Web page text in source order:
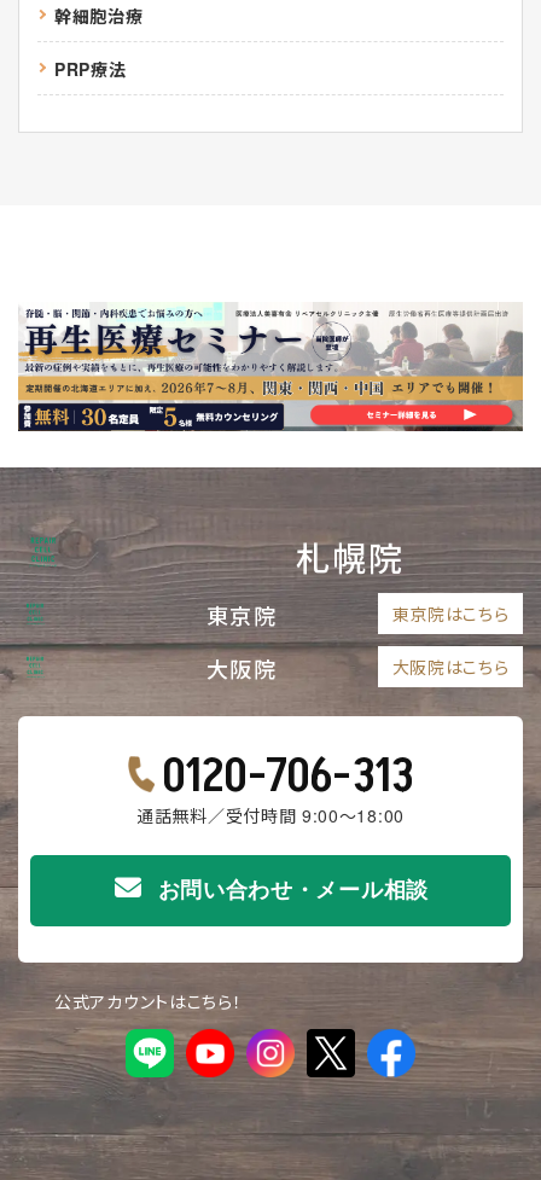
幹細胞治療
PRP療法
札幌院
東京院 東京院はこちら
大阪院 大阪院はこちら
0120-706-313
通話無料／受付時間 9:00～18:00
お問い合わせ・メール相談
公式アカウントはこちら！